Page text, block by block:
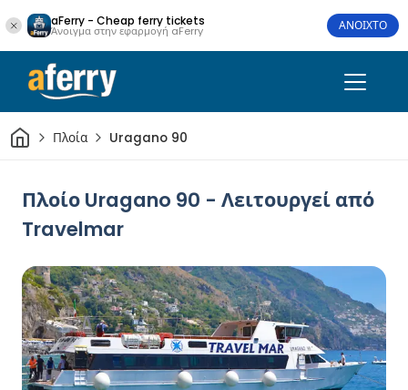
aFerry - Cheap ferry tickets
Άνοιγμα στην εφαρμογή aFerry ΑΝΟΙΧΤΟ
ΣπίτιΠλοία Uragano 90
Πλοίο Uragano 90 - Λειτουργεί από
Travelmar